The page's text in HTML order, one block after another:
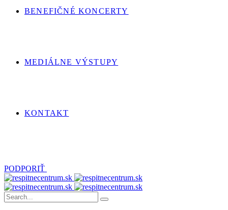
BENEFIČNÉ KONCERTY
MEDIÁLNE VÝSTUPY
KONTAKT
PODPORIŤ